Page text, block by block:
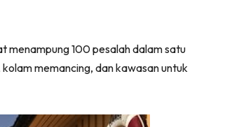
menampung 100 pesalah dalam satu
memancing, dan kawasan untuk